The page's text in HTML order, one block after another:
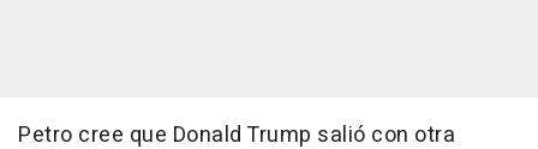
Petro cree que Donald Trump salió con otra